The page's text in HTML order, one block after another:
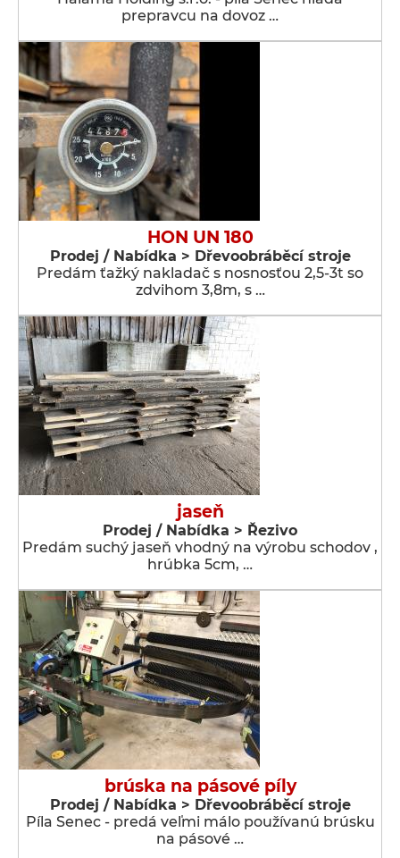
prepravcu na dovoz …
HON UN 180
Prodej / Nabídka > Dřevoobráběcí stroje
Predám ťažký nakladač s nosnosťou 2,5-3t so
zdvihom 3,8m, s …
jaseň
Prodej / Nabídka > Řezivo
Predám suchý jaseň vhodný na výrobu schodov ,
hrúbka 5cm, …
brúska na pásové píly
Prodej / Nabídka > Dřevoobráběcí stroje
Píla Senec - predá veľmi málo používanú brúsku
na pásové …